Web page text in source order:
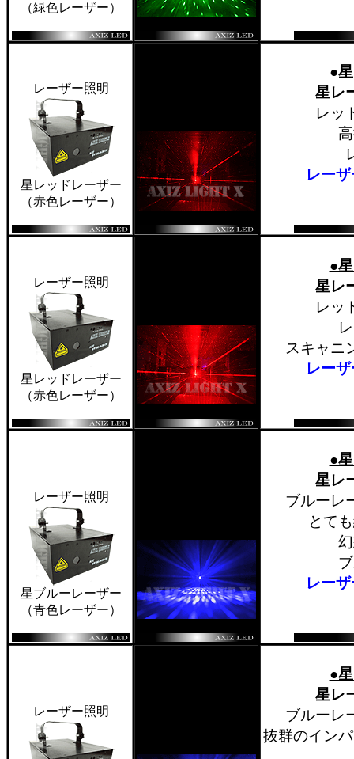
（緑色レーザー）
レーザー照明
星レッドレーザー
（赤色レーザー）
●
星レ
レッ
レー
レーザー照明
星レッドレーザー
（赤色レーザー）
●
星レ
レッ
スキャニ
レー
レーザー照明
星ブルーレーザー
（青色レーザー）
●
星レ
ブルーレ
とて
レー
レーザー照明
●
星レ
ブルーレ
抜群のイン